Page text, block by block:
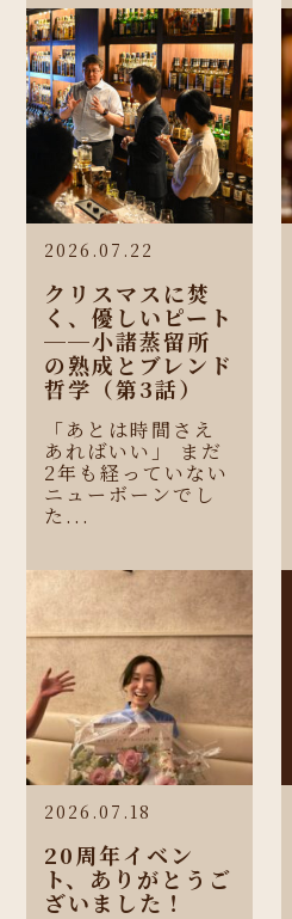
2026.07.22
クリスマスに焚
く、優しいピート
──小諸蒸留所
の熟成とブレンド
哲学（第3話）
「あとは時間さえ
あればいい」 まだ
2年も経っていない
ニューボーンでし
た...
2026.07.18
20周年イベン
ト、ありがとうご
ざいました！